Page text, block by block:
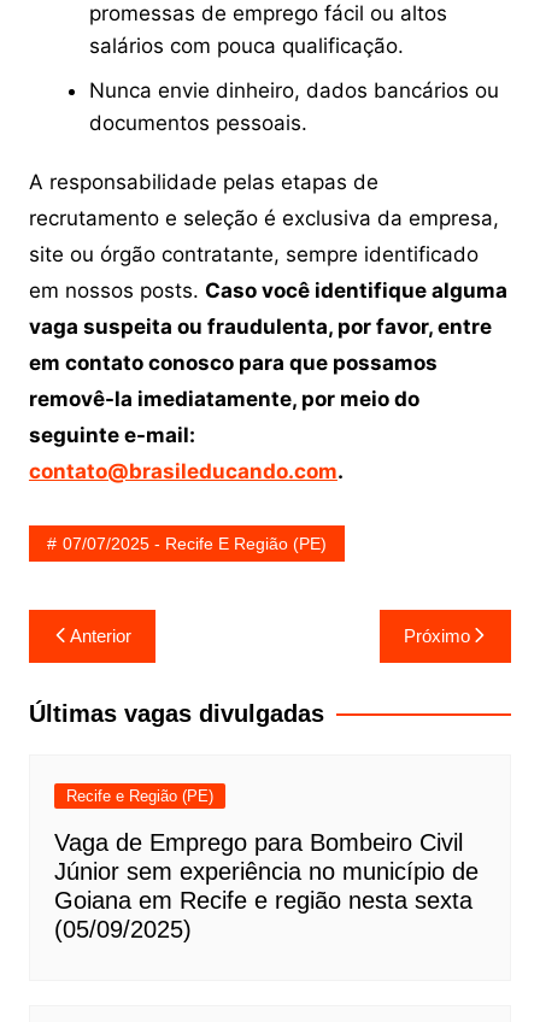
promessas de emprego fácil ou altos
salários com pouca qualificação.
Nunca envie dinheiro, dados bancários ou
documentos pessoais.
A responsabilidade pelas etapas de
recrutamento e seleção é exclusiva da empresa,
site ou órgão contratante, sempre identificado
em nossos posts. Caso você identifique alguma
vaga suspeita ou fraudulenta, por favor, entre
em contato conosco para que possamos
removê-la imediatamente, por meio do
seguinte e-mail:
contato@brasileducando.com.
07/07/2025 - Recife E Região (PE)
Navegação
de
Post
Anterior Próximo
Últimas vagas divulgadas
Recife e Região (PE)
Vaga de Emprego para Bombeiro Civil
Júnior sem experiência no município de
Goiana em Recife e região nesta sexta
(05/09/2025)